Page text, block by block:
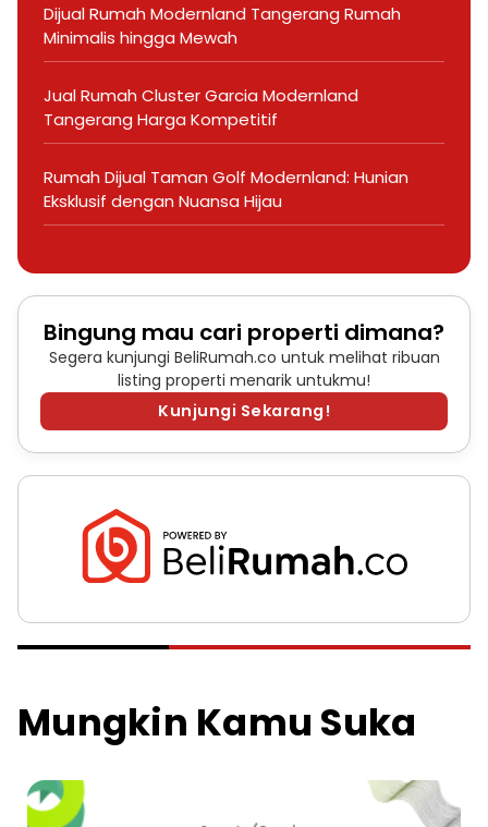
Dijual Rumah Modernland Tangerang Rumah
Minimalis hingga Mewah
Jual Rumah Cluster Garcia Modernland
Tangerang Harga Kompetitif
Rumah Dijual Taman Golf Modernland: Hunian
Eksklusif dengan Nuansa Hijau
Bingung mau cari properti dimana?
Segera kunjungi BeliRumah.co untuk melihat ribuan
listing properti menarik untukmu!
Kunjungi Sekarang!
Mungkin Kamu Suka